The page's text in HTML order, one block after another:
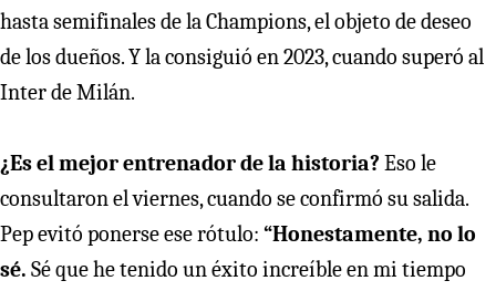
hasta semifinales de la Champions, el objeto de deseo
de los dueños. Y la consiguió en 2023, cuando superó al
Inter de Milán.
¿Es el mejor entrenador de la historia? Eso le
consultaron el viernes, cuando se confirmó su salida.
Pep evitó ponerse ese rótulo: “Honestamente, no lo
sé. Sé que he tenido un éxito increíble en mi tiempo